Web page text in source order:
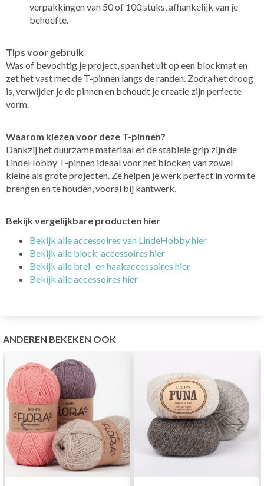
verpakkingen van 50 of 100 stuks, afhankelijk van je
behoefte.
Tips voor gebruik
Was of bevochtig je project, span het uit op een blockmat en
zet het vast met de T-pinnen langs de randen. Zodra het droog
is, verwijder je de pinnen en behoudt je creatie zijn perfecte
vorm.
Waarom kiezen voor deze T-pinnen?
Dankzij het duurzame materiaal en de stabiele grip zijn de
LindeHobby T-pinnen ideaal voor het blocken van zowel
kleine als grote projecten. Ze helpen je werk perfect in vorm te
brengen en te houden, vooral bij kantwerk.
Bekijk vergelijkbare producten hier
Bekijk alle accessoires van LindeHobby hier
Bekijk alle block-accessoires hier
Bekijk alle brei- en haakaccessoires hier
Bekijk alle accessoires hier
ANDEREN BEKEKEN OOK